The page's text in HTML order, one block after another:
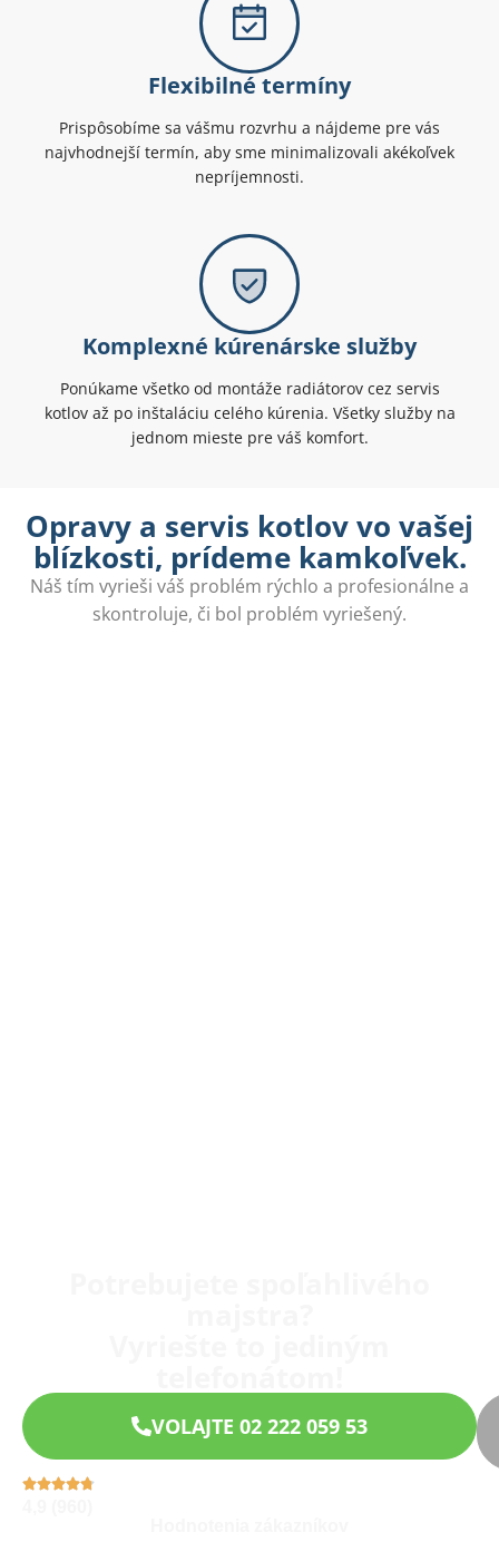
Flexibilné termíny
Prispôsobíme sa vášmu rozvrhu a nájdeme pre vás
najvhodnejší termín, aby sme minimalizovali akékoľvek
nepríjemnosti.
Komplexné kúrenárske služby
Ponúkame všetko od montáže radiátorov cez servis
kotlov až po inštaláciu celého kúrenia. Všetky služby na
jednom mieste pre váš komfort.
Opravy a servis kotlov vo vašej
blízkosti, prídeme kamkoľvek.
Náš tím vyrieši váš problém rýchlo a profesionálne a
skontroluje, či bol problém vyriešený.
VOLAJTE 02 222 059 53